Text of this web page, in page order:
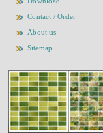
Contact / Order
About us
Sitemap